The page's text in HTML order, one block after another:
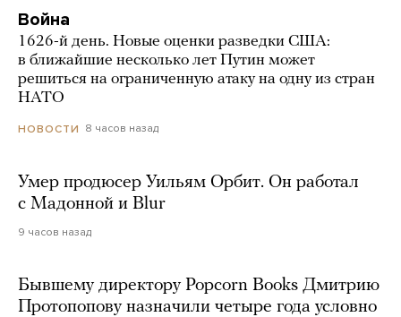
Война
1626-й день. Новые оценки разведки США:
в ближайшие несколько лет Путин может
решиться на ограниченную атаку на одну из стран
НАТО
НОВОСТИ 8 часов назад
Умер продюсер Уильям Орбит. Он работал
с Мадонной и Blur
9 часов назад
Бывшему директору Popcorn Books Дмитрию
Протопопову назначили четыре года условно